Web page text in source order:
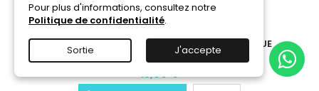
RÉFÉRENCE:FE246BH / 066500-3440
RELAIS CENTRALE CLIGNOTANTE MULTIMARQUE
15,00 €
Pour plus d'informations, consultez notre
Politique de confidentialité.
Sortie J'accepte